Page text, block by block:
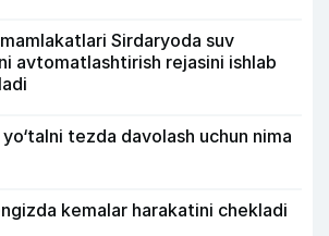
Sirdaryoda suv
avtomatlashtirish rejasini ishlab
tezda davolash uchun nima
kemalar harakatini chekladi